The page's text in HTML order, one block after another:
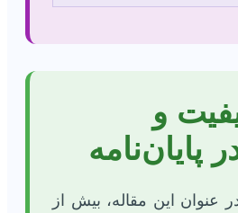
و
پایان‌نامه
عنوان این مقاله، بیش از